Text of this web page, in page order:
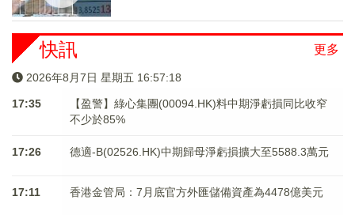
更多
快訊
2026年8月7日 星期五 16:57:19
17:35
【盈警】綠心集團(00094.HK)料中期淨虧損同比收窄
不少於85%
17:26 德適-B(02526.HK)中期歸母淨虧損擴大至5588.3萬元
17:11 香港金管局：7月底官方外匯儲備資產為4478億美元